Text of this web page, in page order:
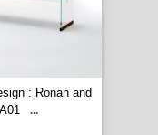
: Ronan and
...